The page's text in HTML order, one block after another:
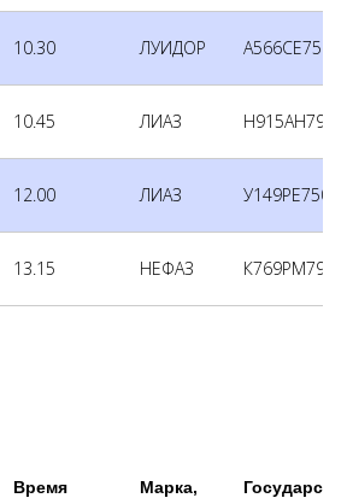
10.30 ЛУИДОР А566СЕ750
10.45 ЛИАЗ Н915АН790
12.00 ЛИАЗ У149РЕ750
13.15 НЕФАЗ К769РМ790
Время
Марка,